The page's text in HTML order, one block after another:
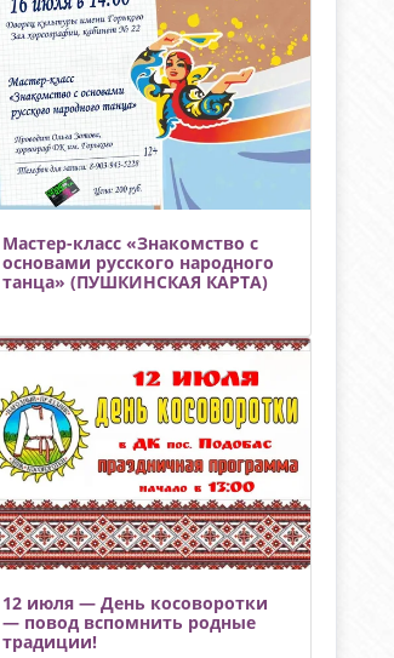
Мастер-класс «Знакомство с
основами русского народного
танца» (ПУШКИНСКАЯ КАРТА)
12 июля — День косоворотки
— повод вспомнить родные
традиции!